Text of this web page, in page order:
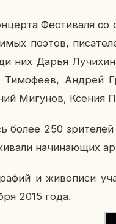
Фе­сти­ва­ля
поэтов,
них Дарья
Ти­мо­фе­ев, Андрей
Ми­гу­нов, Ксения
более 250
на­чи­на­ю­щих
и жи­во­пи­си
2015 года.